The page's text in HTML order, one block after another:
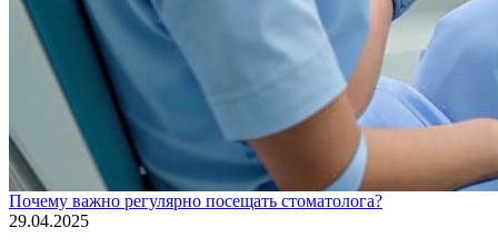
Почему важно регулярно посещать стоматолога?
29.04.2025